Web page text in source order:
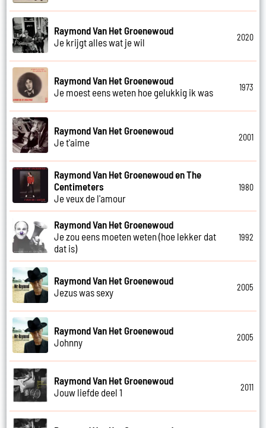
Raymond Van Het Groenewoud
Je krijgt alles wat je wil
2020
Raymond Van Het Groenewoud
Je moest eens weten hoe gelukkig ik was
1973
Raymond Van Het Groenewoud
Je t'aime
2001
Raymond Van Het Groenewoud en The
Centimeters
Je veux de l'amour
1980
Raymond Van Het Groenewoud
Je zou eens moeten weten (hoe lekker dat
dat is)
1992
Raymond Van Het Groenewoud
Jezus was sexy
2005
Raymond Van Het Groenewoud
Johnny
2005
Raymond Van Het Groenewoud
Jouw liefde deel 1
2011